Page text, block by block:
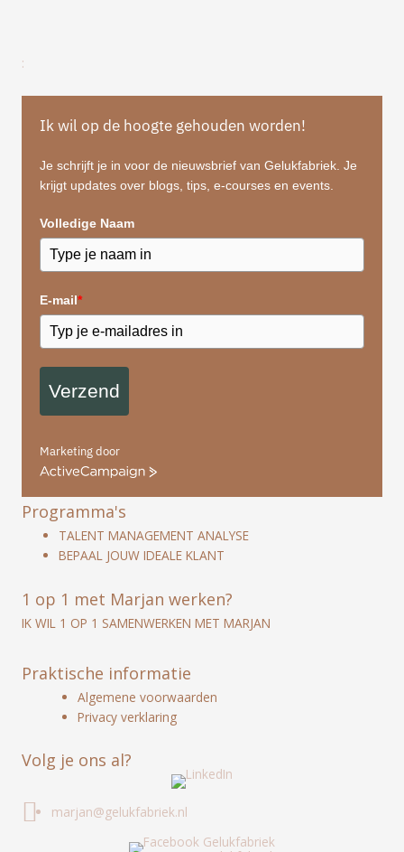
:
Ik wil op de hoogte gehouden worden!
Je schrijft je in voor de nieuwsbrief van Gelukfabriek. Je
krijgt updates over blogs, tips, e-courses en events.
Volledige Naam
E-mail*
Verzend
Marketing door
ActiveCampaign
Programma's
TALENT MANAGEMENT ANALYSE
BEPAAL JOUW IDEALE KLANT
1 op 1 met Marjan werken?
IK WIL 1 OP 1 SAMENWERKEN MET MARJAN
Praktische informatie
Algemene voorwaarden
Privacy verklaring
Volg je ons al?
marjan@gelukfabriek.nl